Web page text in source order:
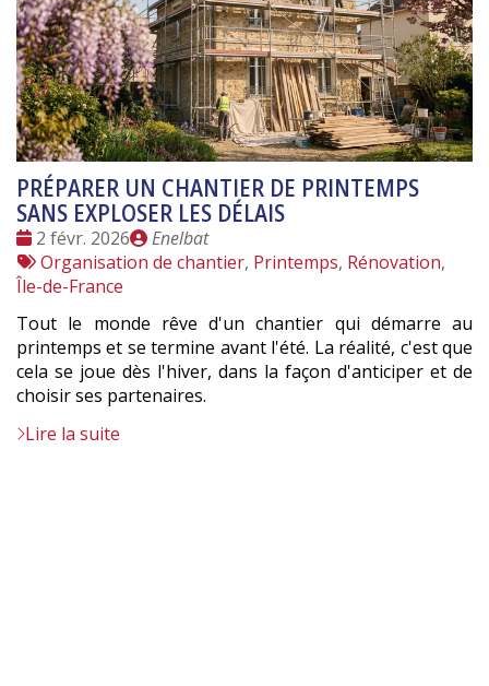
PRÉPARER UN CHANTIER DE PRINTEMPS
SANS EXPLOSER LES DÉLAIS
Date
:
2 févr. 2026
Publié
par
Enelbat
Tags
:
Organisation de chantier, Printemps, Rénovation,
Île-de-France
Tout le monde rêve d'un chantier qui démarre au
printemps et se termine avant l'été. La réalité, c'est que
cela se joue dès l'hiver, dans la façon d'anticiper et de
choisir ses partenaires.
Lire la suite